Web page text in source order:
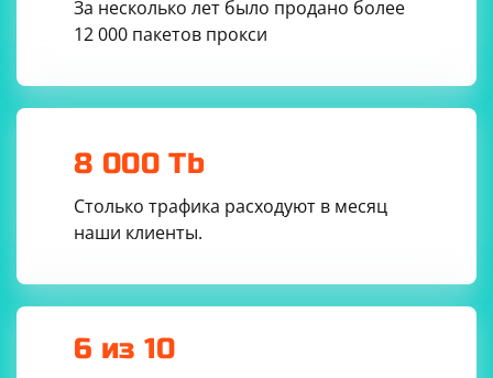
За несколько лет было продано более
12 000 пакетов прокси
8 000 Tb
Столько трафика расходуют в месяц
наши клиенты.
6 из 10